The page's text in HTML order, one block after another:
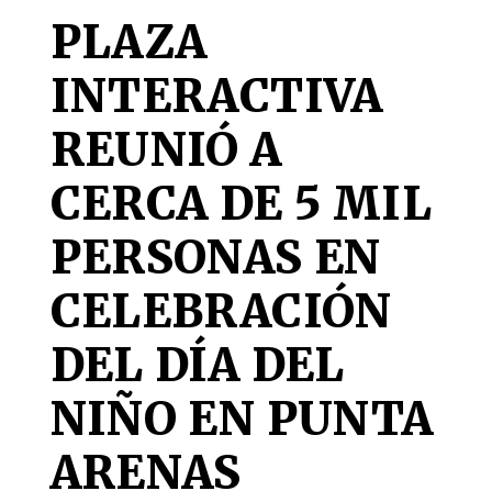
PLAZA
INTERACTIVA
REUNIÓ A
CERCA DE 5 MIL
PERSONAS EN
CELEBRACIÓN
DEL DÍA DEL
NIÑO EN PUNTA
ARENAS